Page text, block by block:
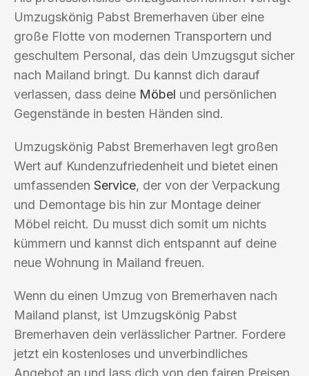
Umzugskönig Pabst Bremerhaven über eine
große Flotte von modernen Transportern und
geschultem Personal, das dein Umzugsgut sicher
nach Mailand bringt. Du kannst dich darauf
verlassen, dass deine Möbel und persönlichen
Gegenstände in besten Händen sind.
Umzugskönig Pabst Bremerhaven legt großen
Wert auf Kundenzufriedenheit und bietet einen
umfassenden Service, der von der Verpackung
und Demontage bis hin zur Montage deiner
Möbel reicht. Du musst dich somit um nichts
kümmern und kannst dich entspannt auf deine
neue Wohnung in Mailand freuen.
Wenn du einen Umzug von Bremerhaven nach
Mailand planst, ist Umzugskönig Pabst
Bremerhaven dein verlässlicher Partner. Fordere
jetzt ein kostenloses und unverbindliches
Angebot an und lass dich von den fairen Preisen